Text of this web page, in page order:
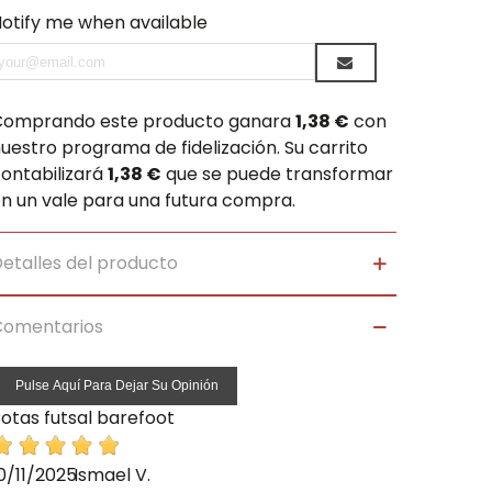
me when available
este producto ganara1,38 € con
programa de fidelización. Su carrito
1,38 € que se puede transformar
un vale para una futura compra.
del producto
Pulse Aquí Para Dejar Su Opinión
futsal barefoot
11/2025Ismael V.